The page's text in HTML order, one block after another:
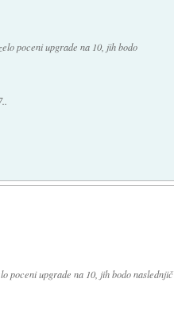
poceni upgrade na 10, jih bodo
poceni upgrade na 10, jih bodo naslednjič